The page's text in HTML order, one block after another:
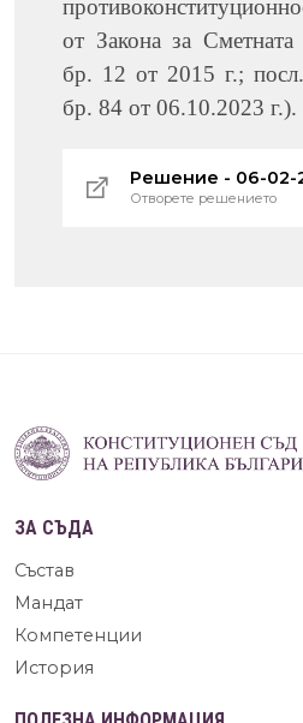
от Закона за
бр. 12 от 2015 г.;
бр. 84 от 06.10.2023 г.).
Решение - 06-02-
Отворете решението
ЗА СЪДА
Състав
Мандат
Компетенции
История